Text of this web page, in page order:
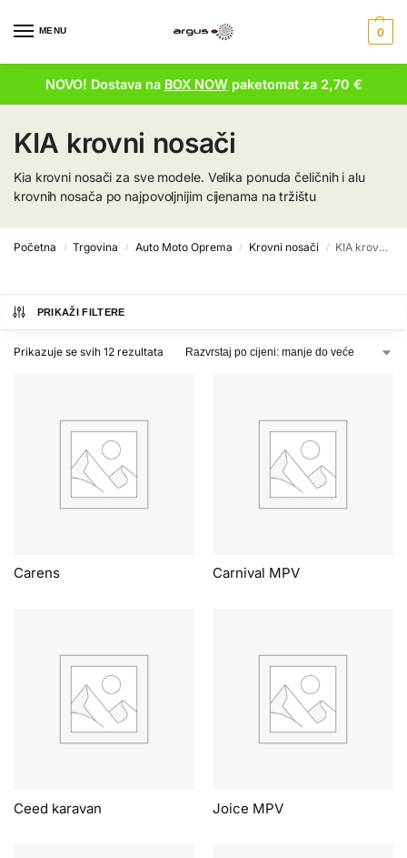
MENU 0
NOVO! Dostava na BOX NOWpaketomat za 2,70 €
KIA krovni nosači
Kia krovni nosači za sve modele. Velika ponuda čeličnih i alu
krovnih nosača po najpovoljnijim cijenama na tržištu
Početna / Trgovina / Auto Moto Oprema / Krovni nosači / KIA krovni nosači
PRIKAŽI FILTERE
Prikazuje se svih 12 rezultata
Carens Carnival MPV
Ceed karavan Joice MPV